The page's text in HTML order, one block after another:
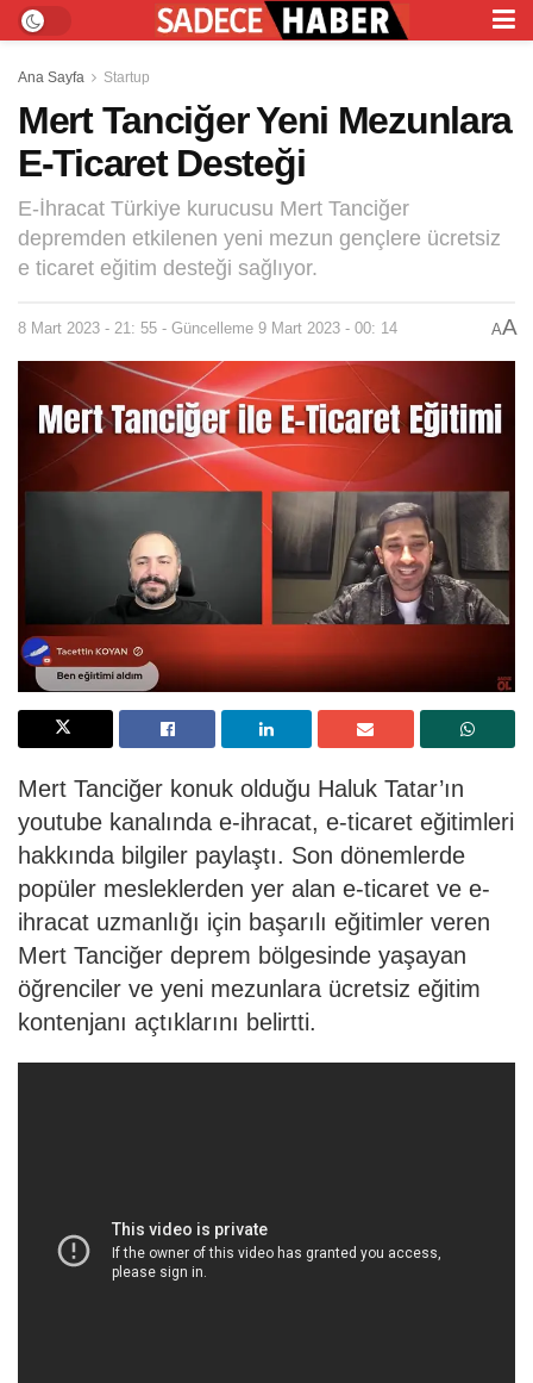
Ana Sayfa Startup
Mert Tanciğer Yeni Mezunlara
E-Ticaret Desteği
E-İhracat Türkiye kurucusu Mert Tanciğer
depremden etkilenen yeni mezun gençlere ücretsiz
e ticaret eğitim desteği sağlıyor.
8 Mart 2023 - 21: 55 - Güncelleme 9 Mart 2023 - 00: 14 AA
Mert Tanciğer konuk olduğu Haluk Tatar’ın
youtube kanalında e-ihracat, e-ticaret eğitimleri
hakkında bilgiler paylaştı. Son dönemlerde
popüler mesleklerden yer alan e-ticaret ve e-
ihracat uzmanlığı için başarılı eğitimler veren
Mert Tanciğer deprem bölgesinde yaşayan
öğrenciler ve yeni mezunlara ücretsiz eğitim
kontenjanı açtıklarını belirtti.